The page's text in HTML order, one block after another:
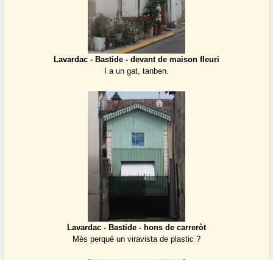
Lavardac - Bastide - devant de maison fleuri
I a un gat, tanben.
Lavardac - Bastide - hons de carreròt
Mès perqué un viravista de plastic ?